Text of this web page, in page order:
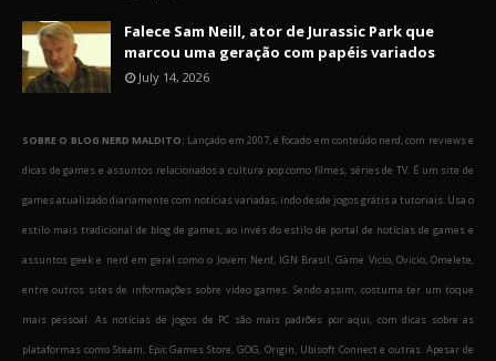
Falece Sam Neill, ator de Jurassic Park que
marcou uma geração com papéis variados
July 14, 2026
SOBRE O BLOG NERD MALDITO: Lançado em 2007, é focado em conteúdo nerd, com reviews e
dicas de games e assuntos relacionados a cultura pop como filmes, séries de TV. É um site de
games atualizado diariamente com notícias variadas, indo desde jogos grátis a tutoriais. Usa o
estilo mais tradicional de blog de games, ao invés do estilo de portal de notícias de games e
assuntos geek e nerd em geral como o Jovem Nerd, IGN Brasil, Game Vicio, Ovicio, Omelete,
entre outros sites de informações sobre video games. Sendo assim, costuma ter um toque
mais pessoal. As notícias de jogos de PC são mais padrões por aqui, com dicas sobre as
plataformas como Steam, Epic Games Store, GOG, Origin, Ubisoft Connect e outras. Apesar de